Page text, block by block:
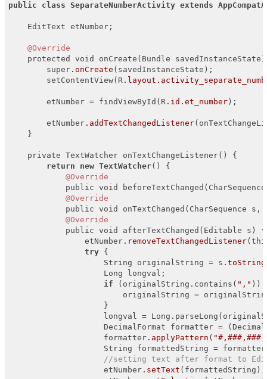
public class SeparateNumberActivity extends
    EditText etNumber;
@Override
protected void onCreate(Bundle
        super
.onCreate (savedInstanceState);
        setContentView(R
.layout
        etNumber = findViewById(R
.id .et_number);
        etNumber
.addTextChangedListener
    }
    private TextWatcher onTextChangeListener() {
return
new TextWatcher() {
@Override
public void
@Override
public void onTextChanged(CharSequence s,
@Override
            public void afterTextChanged(Editable s) {
                etNumber
.removeTextChangedListener
try {
                    String originalString = s
.toString
                    Long longval;
if (originalString.contains( "," ))
originalString =
                    }
longval =
DecimalFormat formatter =
                    formatter
.applyPattern (
                    String formattedString = formatter
//setting text after format to
                    etNumber
.setText (formattedString);